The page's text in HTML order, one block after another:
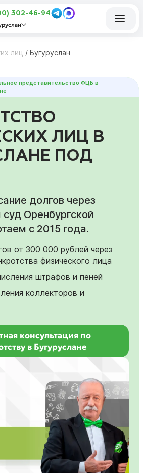
302-46-94
лиц / Бугуруслан
представительство ФЦБ в
ЛИЦ В
ПОД
долгов через
Оренбургской
с 2015 года.
от 300 000 рублей через
физического лица
штрафов и пеней
коллекторов и
консультация по
в Бугуруслане